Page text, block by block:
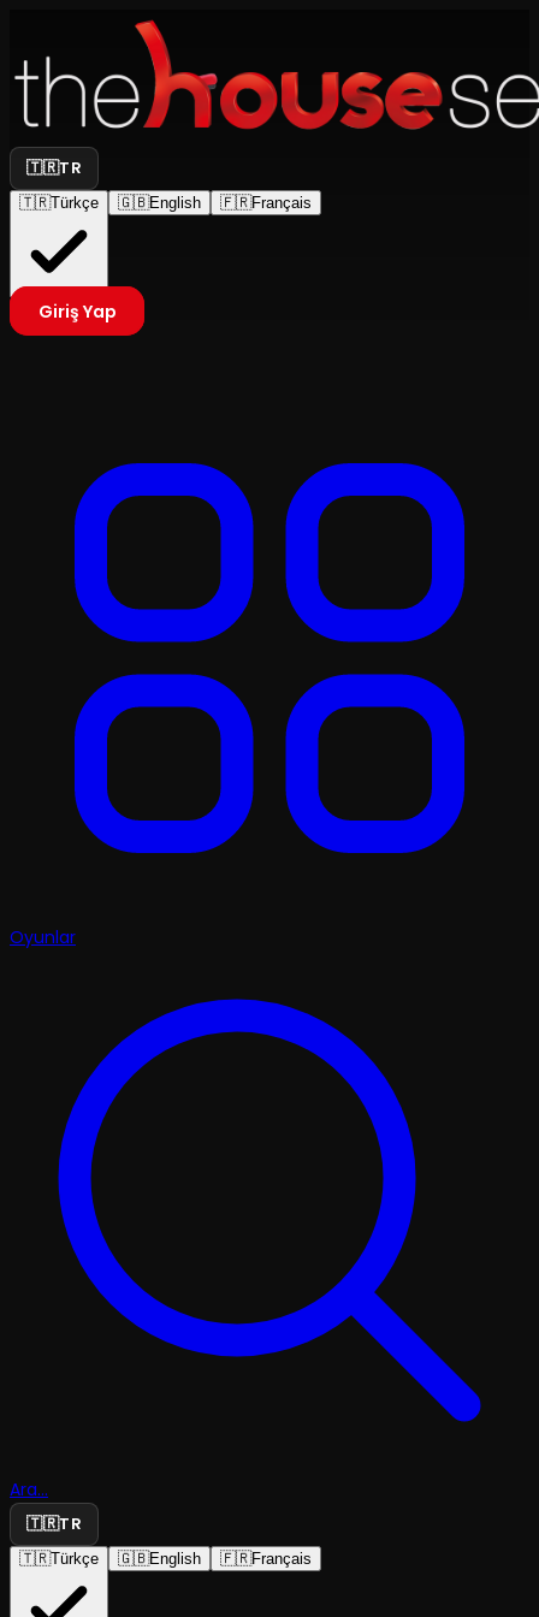
🇹🇷TR
🇹🇷Türkçe 🇬🇧English 🇫🇷Français
Giriş Yap
Oyunlar
Ara...
🇹🇷TR
🇹🇷Türkçe 🇬🇧English 🇫🇷Français